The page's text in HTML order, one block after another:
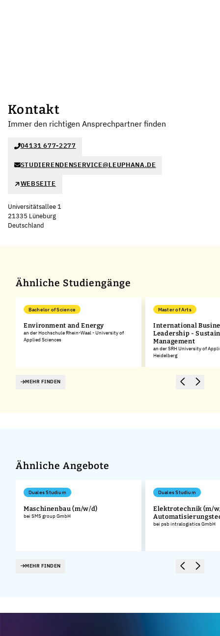
Kontakt
Immer den richtigen Ansprechpartner finden
04131 677-2277
STUDIERENDENSERVICE@LEUPHANA.DE
WEBSEITE
Universitätsallee 1
21335 Lüneburg
Deutschland
Ähnliche Studiengänge
Bachelor of Science
Environment and Energy
an der Hochschule Rhein-Waal - University of
Applied Sciences
Master of Arts
International
Leadership -
Management
an der SRH University of
Heidelberg
MEHR FINDEN
Ähnliche Angebote
Duales Studium
Maschinenbau (m/w/d)
bei SMS group GmbH
Duales Studium
Elektrotechnik (m/
bei psb intralogistics GmbH
MEHR FINDEN